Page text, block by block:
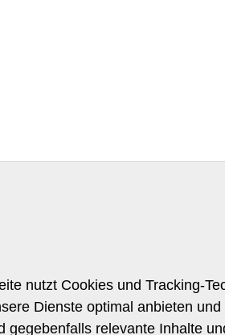
nutzt Cookies und Tracking-
Dienste optimal anbieten
gegebenfalls relevante Inhalte